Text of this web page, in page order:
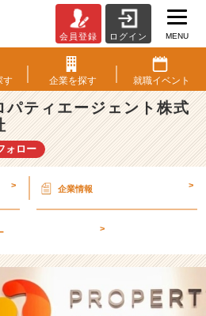
会員登録 ログイン MENU
す 企業を探す 就職イベント
パティエージェント株式
ォロー
> 企業情報 >
>